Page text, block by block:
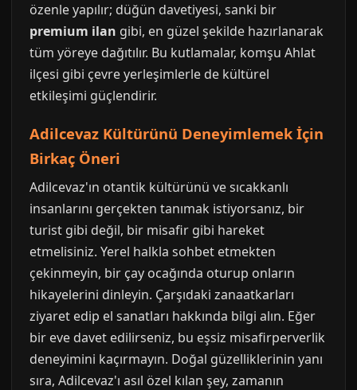
özenle yapılır; düğün davetiyesi, sanki bir
premium ilan gibi, en güzel şekilde hazırlanarak
tüm yöreye dağıtılır. Bu kutlamalar, komşu Ahlat
ilçesi gibi çevre yerleşimlerle de kültürel
etkileşimi güçlendirir.
Adilcevaz Kültürünü Deneyimlemek İçin
Birkaç Öneri
Adilcevaz'ın otantik kültürünü ve sıcakkanlı
insanlarını gerçekten tanımak istiyorsanız, bir
turist gibi değil, bir misafir gibi hareket
etmelisiniz. Yerel halkla sohbet etmekten
çekinmeyin, bir çay ocağında oturup onların
hikayelerini dinleyin. Çarşıdaki zanaatkarları
ziyaret edip el sanatları hakkında bilgi alın. Eğer
bir eve davet edilirseniz, bu eşsiz misafirperverlik
deneyimini kaçırmayın. Doğal güzelliklerinin yanı
sıra, Adilcevaz'ı asıl özel kılan şey, zamanın